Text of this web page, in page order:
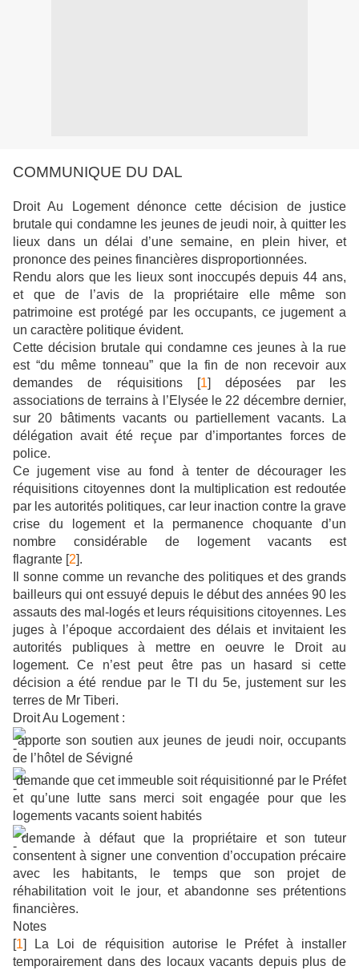
COMMUNIQUE DU DAL
Droit Au Logement dénonce cette décision de justice
brutale qui condamne les jeunes de jeudi noir, à quitter les
lieux dans un délai d’une semaine, en plein hiver, et
prononce des peines financières disproportionnées.
Rendu alors que les lieux sont inoccupés depuis 44 ans,
et que de l’avis de la propriétaire elle même son
patrimoine est protégé par les occupants, ce jugement a
un caractère politique évident.
Cette décision brutale qui condamne ces jeunes à la rue
est “du même tonneau” que la fin de non recevoir aux
demandes de réquisitions [1] déposées par les
associations de terrains à l’Elysée le 22 décembre dernier,
sur 20 bâtiments vacants ou partiellement vacants. La
délégation avait été reçue par d’importantes forces de
police.
Ce jugement vise au fond à tenter de décourager les
réquisitions citoyennes dont la multiplication est redoutée
par les autorités politiques, car leur inaction contre la grave
crise du logement et la permanence choquante d’un
nombre considérable de logement vacants est
flagrante [2].
Il sonne comme un revanche des politiques et des grands
bailleurs qui ont essuyé depuis le début des années 90 les
assauts des mal-logés et leurs réquisitions citoyennes. Les
juges à l’époque accordaient des délais et invitaient les
autorités publiques à mettre en oeuvre le Droit au
logement. Ce n’est peut être pas un hasard si cette
décision a été rendue par le TI du 5e, justement sur les
terres de Mr Tiberi.
Droit Au Logement :
apporte son soutien aux jeunes de jeudi noir, occupants
de l’hôtel de Sévigné
demande que cet immeuble soit réquisitionné par le Préfet
et qu’une lutte sans merci soit engagée pour que les
logements vacants soient habités
demande à défaut que la propriétaire et son tuteur
consentent à signer une convention d’occupation précaire
avec les habitants, le temps que son projet de
réhabilitation voit le jour, et abandonne ses prétentions
financières.
Notes
[1] La Loi de réquisition autorise le Préfet à installer
temporairement dans des locaux vacants depuis plus de